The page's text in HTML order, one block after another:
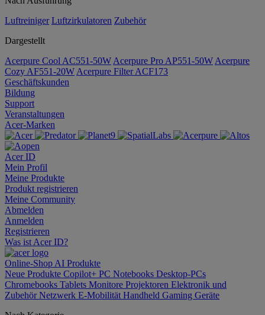
Luftreiniger Luftzirkulatoren Zubehör
Dargestellt
Acerpure Cool AC551-50W Acerpure Pro AP551-50W Acerpure
Cozy AF551-20W Acerpure Filter ACF173
Geschäftskunden
Bildung
Support
Veranstaltungen
Acer-Marken
Acer ID
Mein Profil
Meine Produkte
Produkt registrieren
Meine Community
Abmelden
Anmelden
Registrieren
Was ist Acer ID?
Online-Shop AI Produkte
Neue Produkte Copilot+ PC Notebooks Desktop-PCs
Chromebooks Tablets Monitore Projektoren Elektronik und
ZubehörNetzwerk E-Mobilität Handheld Gaming Geräte